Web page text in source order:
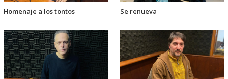
Homenaje a los tontos Se renueva